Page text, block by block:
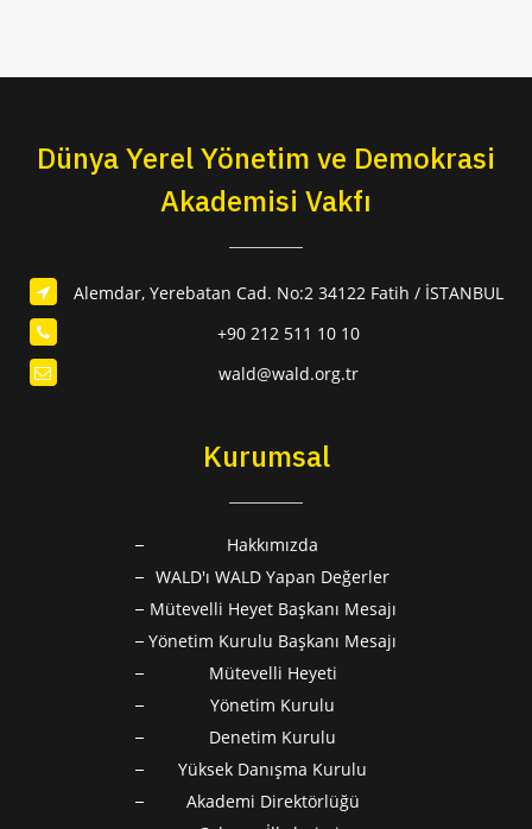
Dünya Yerel Yönetim ve Demokrasi
Akademisi Vakfı
Alemdar, Yerebatan Cad. No:2 34122 Fatih / İSTANBUL
+90 212 511 10 10
wald@wald.org.tr
Kurumsal
Hakkımızda
WALD'ı WALD Yapan Değerler
Mütevelli Heyet Başkanı Mesajı
Yönetim Kurulu Başkanı Mesajı
Mütevelli Heyeti
Yönetim Kurulu
Denetim Kurulu
Yüksek Danışma Kurulu
Akademi Direktörlüğü